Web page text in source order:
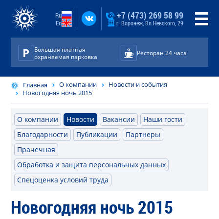
Ru
En
+7 (473) 269 58 99
г. Воронеж, Вл.Невского, 29
Большая платная
охраняемая парковка
Ресторан 24 часа
Главная О компании
Новости и события
Новогодняя ночь 2015
О компании Новости Вакансии
Наши гости
Благодарности
Публикации
Партнеры
Прачечная
Обработка и защита персональных данных
Спецоценка условий труда
Новогодняя ночь 2015